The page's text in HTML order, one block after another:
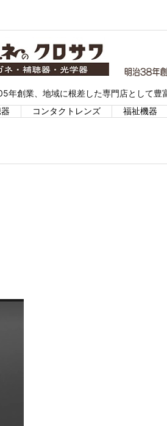
創業、地域に根差した専門店として豊
コンタクトレンズ 福祉機器